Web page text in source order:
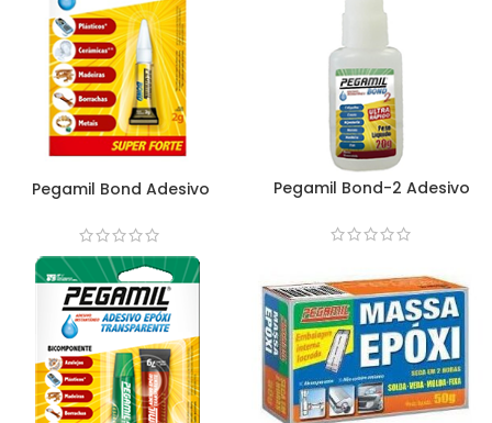
Pegamil Bond Adesivo
Pegamil Bond-2 Adesivo